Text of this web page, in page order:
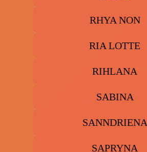
RHYA NON
RIA LOTTE
RIHLANA
SABINA
SANNDRIENA
SAPRYNA